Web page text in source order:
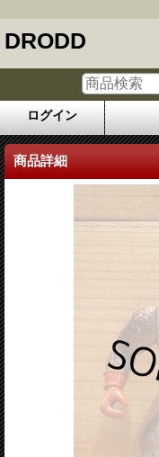
DRODD
ログイン
商品詳細